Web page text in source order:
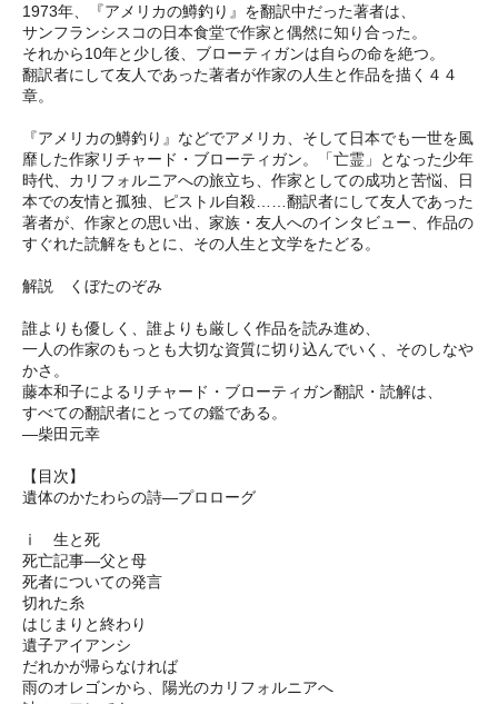
1973年、『アメリカの鱒釣り』を翻訳中だった著者は、
サンフランシスコの日本食堂で作家と偶然に知り合った。
それから10年と少し後、ブローティガンは自らの命を絶つ。
翻訳者にして友人であった著者が作家の人生と作品を描く４４
章。
『アメリカの鱒釣り』などでアメリカ、そして日本でも一世を風
靡した作家リチャード・ブローティガン。「亡霊」となった少年
時代、カリフォルニアへの旅立ち、作家としての成功と苦悩、日
本での友情と孤独、ピストル自殺……翻訳者にして友人であった
著者が、作家との思い出、家族・友人へのインタビュー、作品の
すぐれた読解をもとに、その人生と文学をたどる。
解説 くぼたのぞみ
誰よりも優しく、誰よりも厳しく作品を読み進め、
一人の作家のもっとも大切な資質に切り込んでいく、そのしなや
かさ。
藤本和子によるリチャード・ブローティガン翻訳・読解は、
すべての翻訳者にとっての鑑である。
―柴田元幸
【目次】
遺体のかたわらの詩―プロローグ
ⅰ 生と死
死亡記事―父と母
死者についての発言
切れた糸
はじまりと終わり
遺子アイアンシ
だれかが帰らなければ
雨のオレゴンから、陽光のカリフォルニアへ